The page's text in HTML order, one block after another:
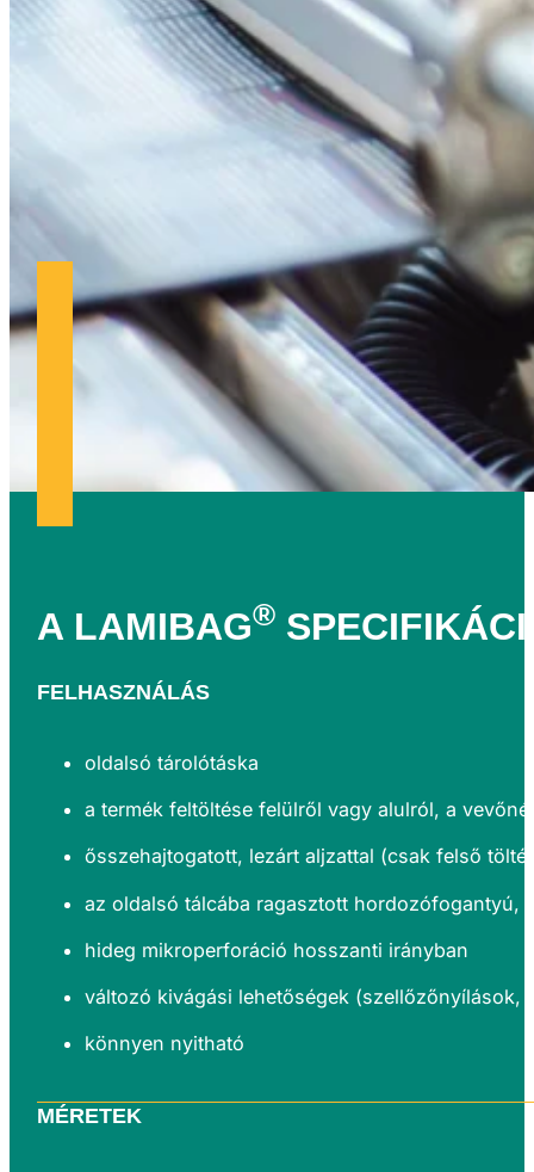
A LAMIBAG®
FELHASZNÁLÁS
oldalsó tárolótáska
a termék feltöltése felülről vagy alulról, a
ősszehajtogatott, lezárt aljzattal (csak felső
az oldalsó tálcába ragasztott hordozófogantyú,
hideg mikroperforáció hosszanti irányban
változó kivágási lehetőségek (szellőzőnyílások,
könnyen nyitható
MÉRETEK